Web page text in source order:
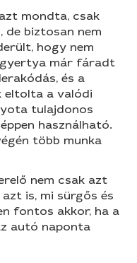
mondta, csak
de biztosan nem
hogy nem
már fáradt
és a
eltolta a valódi
tulajdonos
használható.
több munka
nem csak azt
azt is, mi sürgős és
fontos akkor, ha a
autó naponta